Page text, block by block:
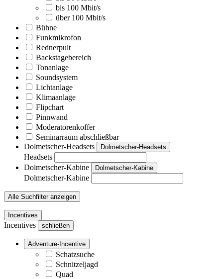
bis 100 Mbit/s
über 100 Mbit/s
Bühne
Funkmikrofon
Rednerpult
Backstagebereich
Tonanlage
Soundsystem
Lichtanlage
Klimaanlage
Flipchart
Pinnwand
Moderatorenkoffer
Seminarraum abschließbar
Dolmetscher-Headsets
Dolmetscher-Headsets
Headsets
Dolmetscher-Kabine
Dolmetscher-Kabine
Dolmetscher-Kabine
Alle Suchfilter anzeigen
Incentives
Incentives schließen
Adventure-Incentive
Schatzsuche
Schnitzeljagd
Quad